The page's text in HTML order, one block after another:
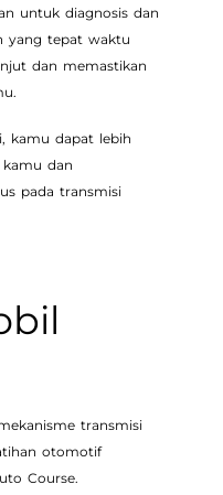
untuk diagnosis dan
yang tepat waktu
dan memastikan
kamu dapat lebih
dan
pada transmisi
transmisi
otomotif
Course.